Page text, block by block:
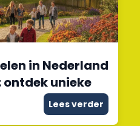
in Nederland
ontdek unieke
Lees verder